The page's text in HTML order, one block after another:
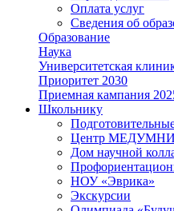
Оплата услуг
Сведения об
Образование
Наука
Университетская
Приоритет 2030
Приемная кампания
Школьнику
Центр
Дом научной
НОУ «Эврика»
Экскурсии